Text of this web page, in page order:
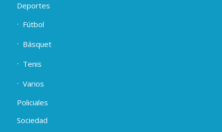
Deportes
Fútbol
Básquet
Tenis
Varios
Policiales
Sociedad